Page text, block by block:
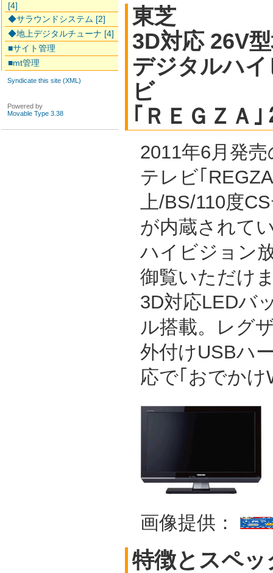
東芝
3D対応 26V
デジタルハ
ビ
｢ＲＥＧＺＡ
2011年6月発
テレビ｢
上/BS/110度
が内蔵されて
ハイビジョン
御覧いただけ
3D対応LEDバ
ル搭載。レグ
外付けUSBハ
応で｢おでかけ
画像提供：
特徴とスペッ
[4]
◆サラウンドシステム [2]
◆地上デジタルチューナ [4]
■サイト管理
■mt管理
Syndicate this site (XML)
Powered by
Movable Type 3.38